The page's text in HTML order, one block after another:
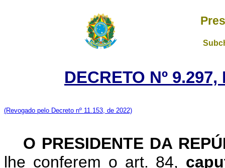
DECRETO Nº
(Revogado pelo Decreto nº 11.153, de 2022)
O PRESIDENTE DA
lhe conferem o art. 84,